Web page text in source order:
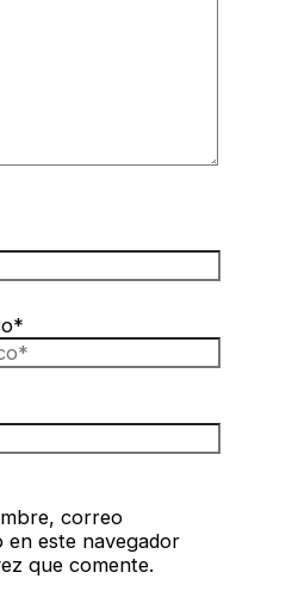
correo
este navegador
que comente.